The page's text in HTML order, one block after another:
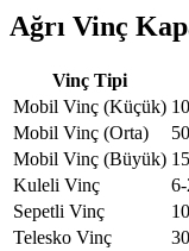
Ağrı Vinç
Vinç Tipi
Mobil Vinç (Küçük)
Mobil Vinç (Orta)
Mobil Vinç (Büyük)
Kuleli Vinç
Sepetli Vinç
Telesko Vinç